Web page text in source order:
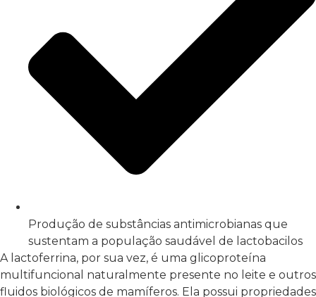
Produção de substâncias antimicrobianas que
sustentam a população saudável de lactobacilos
A lactoferrina, por sua vez, é uma glicoproteína
multifuncional naturalmente presente no leite e outros
fluidos biológicos de mamíferos. Ela possui propriedades